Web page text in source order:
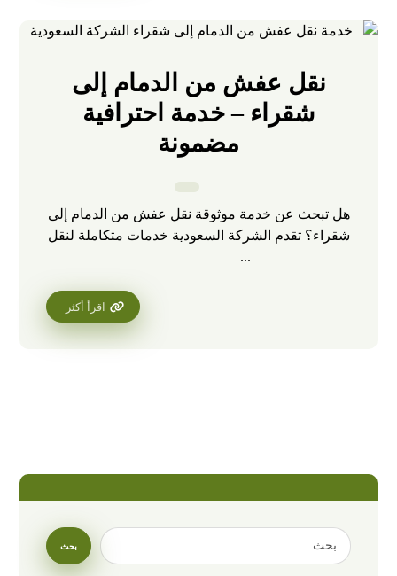
نقل عفش من الدمام إلى
شقراء – خدمة احترافية
مضمونة
هل تبحث عن خدمة موثوقة نقل عفش من الدمام إلى
شقراء؟ تقدم الشركة السعودية خدمات متكاملة لنقل
...
اقرأ أكثر